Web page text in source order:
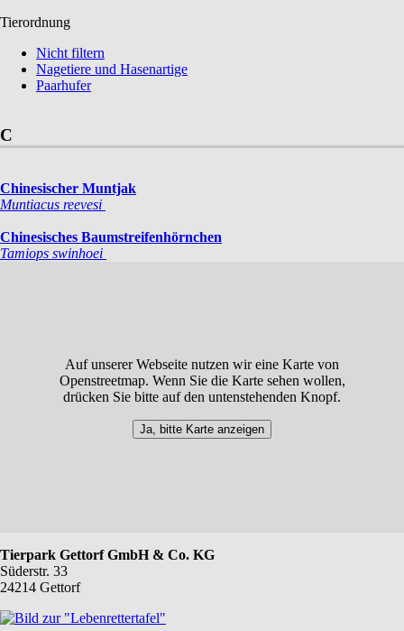
Tierordnung
Nicht filtern
Nagetiere und Hasenartige
Paarhufer
C
Chinesischer Muntjak
Muntiacus reevesi
Chinesisches Baumstreifenhörnchen
Tamiops swinhoei
Auf unserer Webseite nutzen wir eine Karte von
Openstreetmap. Wenn Sie die Karte sehen wollen,
drücken Sie bitte auf den untenstehenden Knopf.
Ja, bitte Karte anzeigen
Tierpark Gettorf GmbH & Co. KG
Süderstr. 33
24214 Gettorf